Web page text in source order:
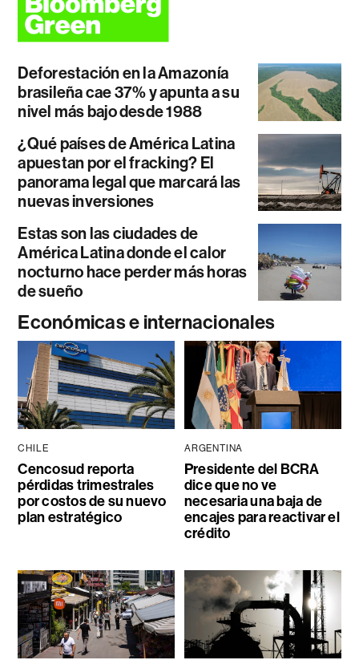
Deforestación en la Amazonía
brasileña cae 37% y apunta a su
nivel más bajo desde 1988
¿Qué países de América Latina
apuestan por el fracking? El
panorama legal que marcará las
nuevas inversiones
Estas son las ciudades de
América Latina donde el calor
nocturno hace perder más horas
de sueño
Económicas e internacionales
CHILE
Cencosud reporta
pérdidas trimestrales
por costos de su nuevo
plan estratégico
ARGENTINA
Presidente del BCRA
dice que no ve
necesaria una baja de
encajes para reactivar el
crédito